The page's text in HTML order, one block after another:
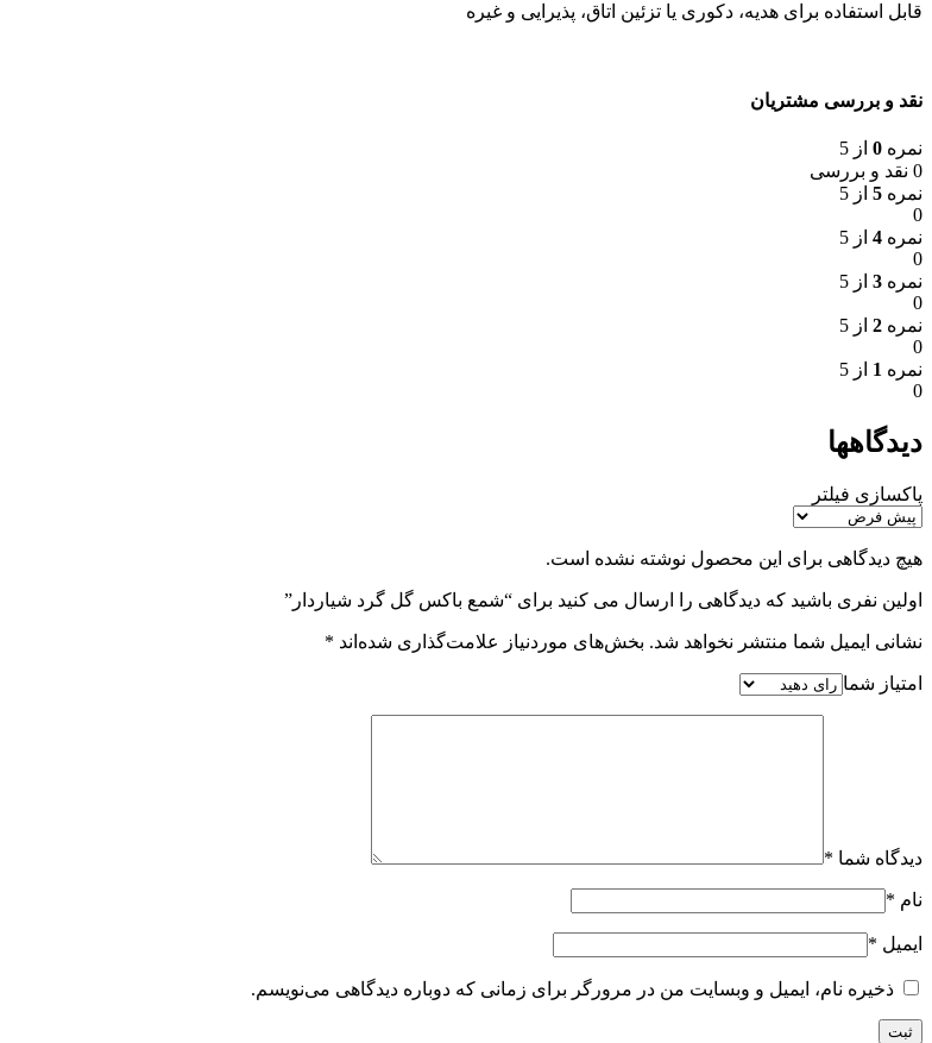
قابل استفاده برای هدیه، دکوری یا تزئین اتاق، پذیرایی و غیره
نقد و بررسی مشتریان
نمره 0 از 5
0 نقد و بررسی
نمره 5 از 5
0
نمره 4 از 5
0
نمره 3 از 5
0
نمره 2 از 5
0
نمره 1 از 5
0
دیدگاهها
پاکسازی فیلتر
هیچ دیدگاهی برای این محصول نوشته نشده است.
اولین نفری باشید که دیدگاهی را ارسال می کنید برای “شمع باکس گل گرد شیاردار”
نشانی ایمیل شما منتشر نخواهد شد. بخش‌های موردنیاز علامت‌گذاری شده‌اند *
امتیاز شما
دیدگاه شما *
نام *
ایمیل *
ذخیره نام، ایمیل و وبسایت من در مرورگر برای زمانی که دوباره دیدگاهی می‌نویسم.